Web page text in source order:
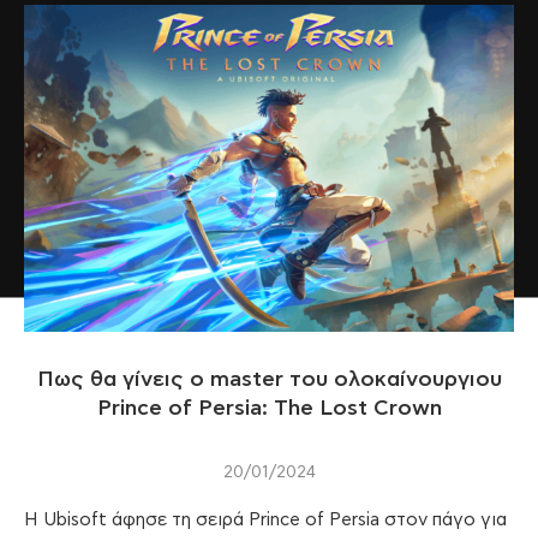
Πως θα γίνεις ο master του ολοκαίνουργιου
Prince of Persia: The Lost Crown
20/01/2024
Η Ubisoft άφησε τη σειρά Prince of Persia στον πάγο για